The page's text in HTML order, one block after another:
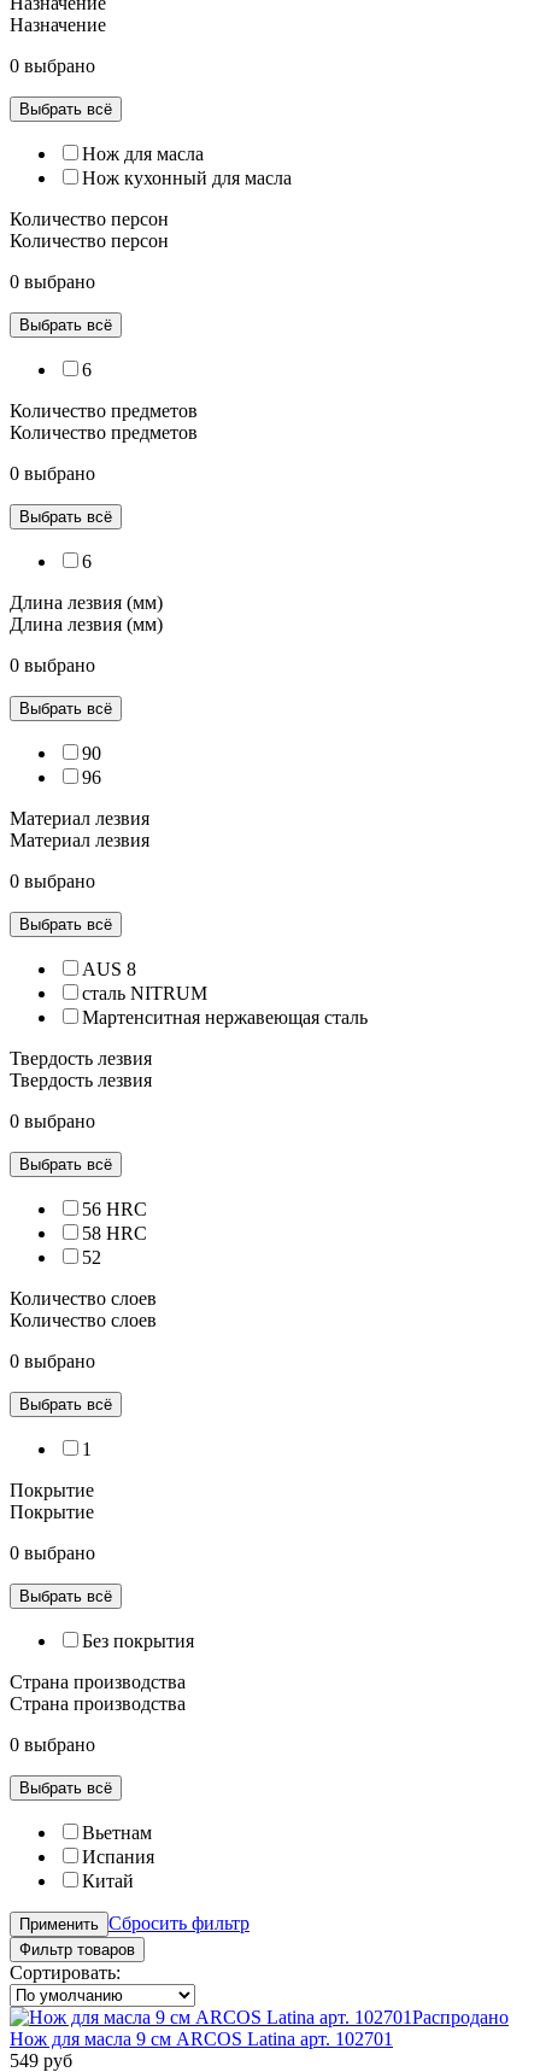
Назначение
0 выбрано
Выбрать всё
Нож для масла
Нож кухонный для масла
Количество персон
Количество персон
0 выбрано
Выбрать всё
6
Количество предметов
Количество предметов
0 выбрано
Выбрать всё
6
Длина лезвия (мм)
Длина лезвия (мм)
0 выбрано
Выбрать всё
90
96
Материал лезвия
Материал лезвия
0 выбрано
Выбрать всё
AUS 8
сталь NITRUM
Мартенситная нержавеющая сталь
Твердость лезвия
Твердость лезвия
0 выбрано
Выбрать всё
56 HRC
58 HRC
52
Количество слоев
Количество слоев
0 выбрано
Выбрать всё
1
Покрытие
Покрытие
0 выбрано
Выбрать всё
Без покрытия
Страна производства
Страна производства
0 выбрано
Выбрать всё
Вьетнам
Испания
Китай
Применить Сбросить фильтр
Фильтр товаров
Сортировать:
Распродано
Нож для масла 9 см ARCOS Latina арт. 102701
549 руб